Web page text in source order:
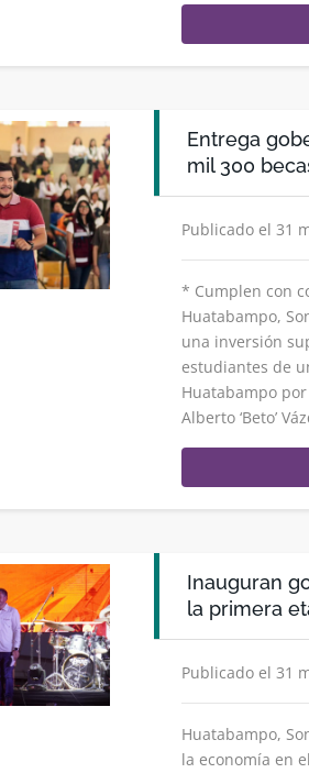
Entrega
mil 300
Publicado el 31
* Cumplen con
Huatabampo,
una inversión
estudiantes de
Huatabampo
Alberto ‘Beto’
Inauguran
la primera
Publicado el 31
Huatabampo,
la economía en